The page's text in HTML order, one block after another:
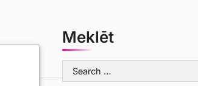
Meklēt
Search
for: